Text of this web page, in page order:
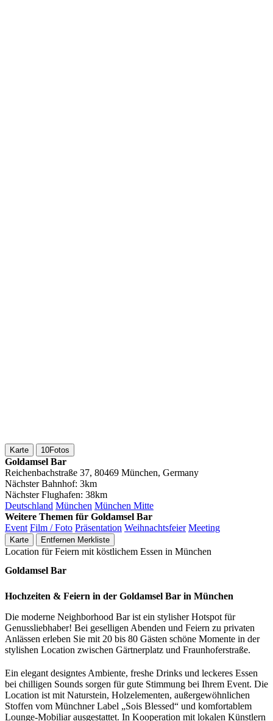
Karte 10Fotos
Goldamsel Bar
Reichenbachstraße 37, 80469 München, Germany
Nächster Bahnhof: 3km
Nächster Flughafen: 38km
Deutschland München München Mitte
Weitere Themen für Goldamsel Bar
Event Film / Foto Präsentation Weihnachtsfeier Meeting
Karte Entfernen Merkliste
Location für Feiern mit köstlichem Essen in München
Goldamsel Bar
Hochzeiten & Feiern in der Goldamsel Bar in München
Die moderne Neighborhood Bar ist ein stylisher Hotspot für
Genussliebhaber! Bei geselligen Abenden und Feiern zu privaten
Anlässen erleben Sie mit 20 bis 80 Gästen schöne Momente in der
stylishen Location zwischen Gärtnerplatz und Fraunhoferstraße.
Ein elegant designtes Ambiente, freshe Drinks und leckeres Essen
bei chilligen Sounds sorgen für gute Stimmung bei Ihrem Event. Die
Location ist mit Naturstein, Holzelementen, außergewöhnlichen
Stoffen vom Münchner Label „Sois Blessed“ und komfortablem
Lounge-Mobiliar ausgestattet. In Kooperation mit lokalen Künstlern